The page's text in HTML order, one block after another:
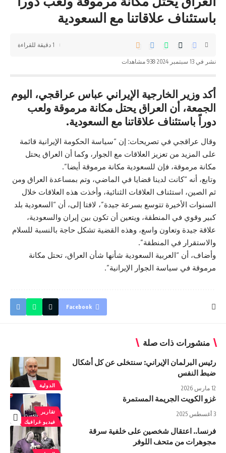
باستئناف علاقاتنا مع السعودية
نشر في 13 سبتمبر 2024 938 مشاهدات
1 دقيقة للقراءة
أكد وزير الخارجية الإيراني عباس عراقجي، اليوم
الجمعة، أن العراق يحتل مكانة مرموقة ولعب
دوراً باستئناف علاقاتنا مع السعودية.
وقال عراقجي في تصريحات: إن “سياسة الحكومة الإيرانية قائمة
على المزيد من تعزيز العلاقات مع الجوار، وكما أن العراق يحتل
مكانة مرموقة، فإن للسعودية مكانة مرموقة أيضا”.
وتابع، أنه “كانت لدينا قضايا في الماضي، وتم بمساعدة العراق ومن
ثم الصين، استئناف العلاقات الثنائية، وأخذت هذه العلاقات خلال
السنوات الأخيرة تتوسع بسرعة جيدة”، لافتا إلى، أن “السعودية بلد
كبير وقوي في المنطقة، ويتعين أن تكون بين إيران والسعودية،
علاقة جيدة وتعاون واسع، وهذه القضية تشكل حاجة بالنسبة للسلام
والاستقرار في المنطقة”.
وأضاف، أن “العربية السعودية شأنها شأن العراق، تحتل مكانة
مرموقة في سياسة الجوار الإيرانية”.
Facebook
منشورات ذات صلة
الدولية
رئيس البرلمان الإيراني: سنتخلى عن كل أشكال
ضبط النفس
12 مارس 2026
تقارير
فيديو غرافيك
غزو الكويت الجريمة المستمرة
3 أغسطس 2025
فرنسا.. اعتقال شخصين على خلفية سرقة
مجوهرات من متحف اللوفر